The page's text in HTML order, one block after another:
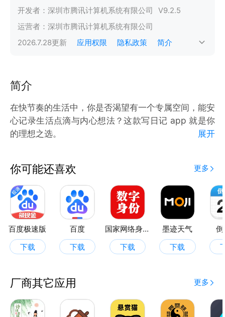
开发者： 深圳市腾讯计算机系统有限公司 V9.2.5
运营者： 深圳市腾讯计算机系统有限公司
2026.7.28更新 应用权限 隐私政策 简介
简介
在快节奏的生活中，你是否渴望有一个专属空间，能安
心记录生活点滴与内心想法？这款写日记 app 就是你
的理想之选。
用户也能迅速上手。丰富的编辑功能，为你的回忆增添
更多色彩。
快来下载这款写日记 app，开启记录生活的美好旅
程，让每一个珍贵瞬间都被妥善珍藏。
展开
你可能还喜欢 更多
百度极速版
下载
百度
下载
国家网络身份认证
下载
墨迹天气
下载
厂商其它应用 更多